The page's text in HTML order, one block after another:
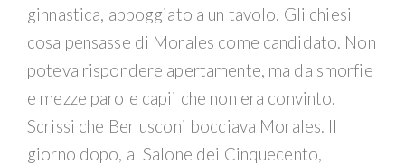
ginnastica, appoggiato a un tavolo. Gli chiesi
cosa pensasse di Morales come candidato. Non
poteva rispondere apertamente, ma da smorfie
e mezze parole capii che non era convinto.
Scrissi che Berlusconi bocciava Morales. Il
giorno dopo, al Salone dei Cinquecento,